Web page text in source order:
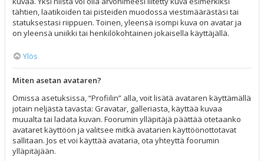
tähtien, laatikoiden tai pisteiden muodossa viestimäärästäsi tai
statuksestasi riippuen. Toinen, yleensä isompi kuva on avatar ja
on yleensä uniikki tai henkilökohtainen jokaisella käyttäjällä.
Ylös
Miten asetan avataren?
Omissa asetuksissa, “Profiilin” alla, voit lisätä avataren käyttämällä
jotain neljästä tavasta: Gravatar, galleriasta, käyttää kuvaa
muualta tai ladata kuvan. Foorumin ylläpitäjä päättää otetaanko
avataret käyttöön ja valitsee mitkä avatarien käyttöönottotavat
sallitaan. Jos et voi käyttää avataria, ota yhteyttä foorumin
ylläpitäjään.